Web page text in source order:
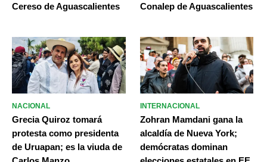
Cereso de Aguascalientes
Conalep de Aguascalientes
NACIONAL
Grecia Quiroz tomará
protesta como presidenta
de Uruapan; es la viuda de
INTERNACIONAL
Zohran Mamdani gana la
alcaldía de Nueva York;
demócratas dominan